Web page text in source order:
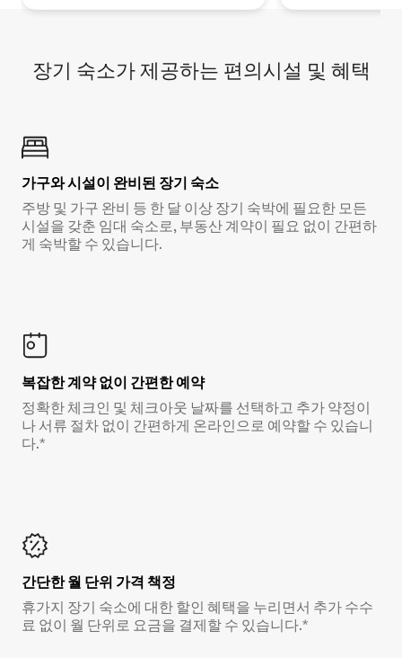
장기 숙소가 제공하는 편의시설 및 혜택
가구와 시설이 완비된 장기 숙소
주방 및 가구 완비 등 한 달 이상 장기 숙박에 필요한 모든
시설을 갖춘 임대 숙소로, 부동산 계약이 필요 없이 간편하
게 숙박할 수 있습니다.
복잡한 계약 없이 간편한 예약
정확한 체크인 및 체크아웃 날짜를 선택하고 추가 약정이
나 서류 절차 없이 간편하게 온라인으로 예약할 수 있습니
다.*
간단한 월 단위 가격 책정
휴가지 장기 숙소에 대한 할인 혜택을 누리면서 추가 수수
료 없이 월 단위로 요금을 결제할 수 있습니다.*